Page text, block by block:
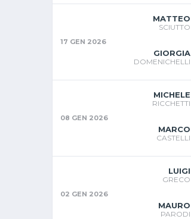
17 GEN 2026
MATTEO
SCIUTTO
GIORGIA
DOMENICHELLI
08 GEN 2026
MICHELE
RICCHETTI
MARCO
CASTELLI
02 GEN 2026
LUIGI
GRECO
MAURO
PARODI